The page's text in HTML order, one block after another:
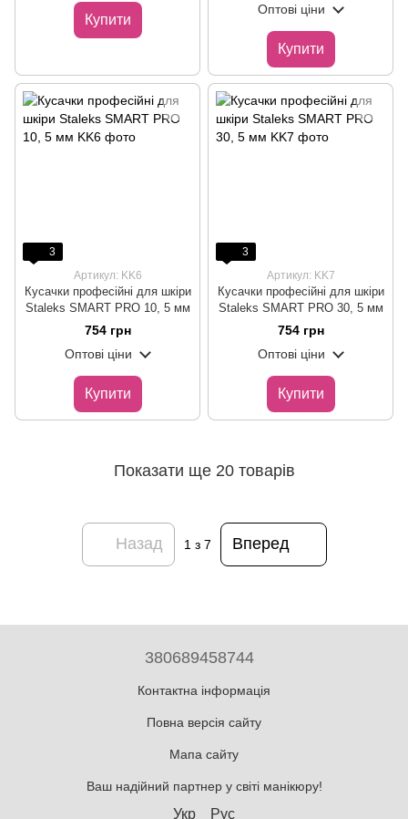
Купити
Оптові ціни
Купити
3
Артикул: KK6
Кусачки професійні для шкіри
Staleks SMART PRO 10, 5 мм
754 грн
Оптові ціни
Купити
3
Артикул: KK7
Кусачки професійні для шкіри
Staleks SMART PRO 30, 5 мм
754 грн
Оптові ціни
Купити
Показати ще 20 товарів
Назад 1 з 7 Вперед
380689458744
Контактна інформація
Повна версія сайту
Мапа сайту
Ваш надійний партнер у світі манікюру!
Укр Рус